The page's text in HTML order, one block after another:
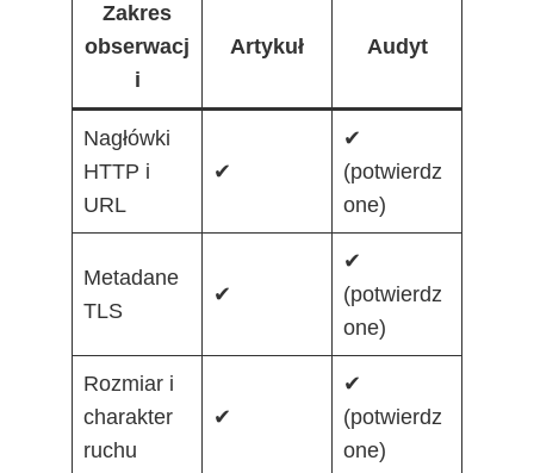
Zakres
obserwacj
i
Artykuł Audyt
Nagłówki
HTTP i
URL
✔
✔
(potwierdz
one)
Metadane
TLS
✔
✔
(potwierdz
one)
Rozmiar i
charakter
ruchu
✔
✔
(potwierdz
one)